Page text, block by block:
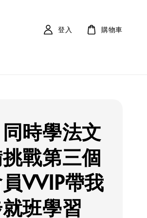
登入 購物車
同時學法文
戰第三個
VVIP帶我
班學習